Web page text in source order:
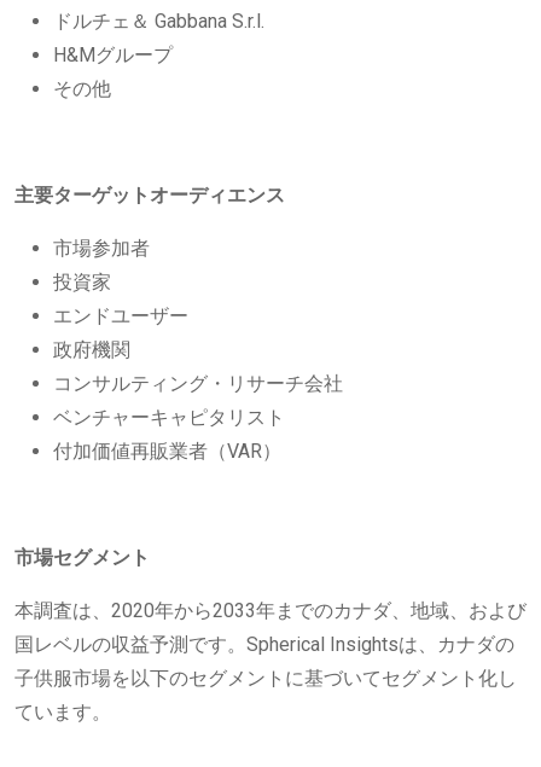
ドルチェ＆ Gabbana S.r.l.
H&Mグループ
その他
主要ターゲットオーディエンス
市場参加者
投資家
エンドユーザー
政府機関
コンサルティング・リサーチ会社
ベンチャーキャピタリスト
付加価値再販業者（VAR）
市場セグメント
本調査は、2020年から2033年までのカナダ、地域、および
国レベルの収益予測です。Spherical Insightsは、カナダの
子供服市場を以下のセグメントに基づいてセグメント化し
ています。